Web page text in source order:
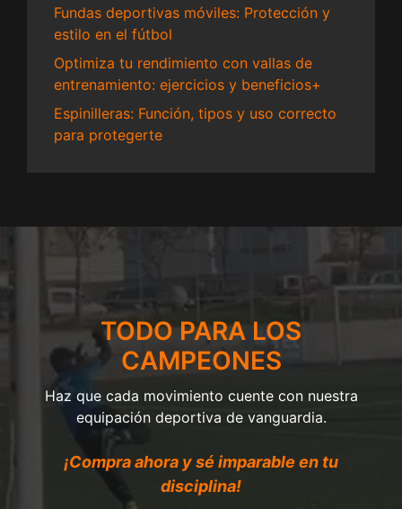
Fundas deportivas móviles: Protección y
estilo en el fútbol
Optimiza tu rendimiento con vallas de
entrenamiento: ejercicios y beneficios+
Espinilleras: Función, tipos y uso correcto
para protegerte
TODO PARA LOS
CAMPEONES
Haz que cada movimiento cuente con nuestra
equipación deportiva de vanguardia.
¡Compra ahora y sé imparable en tu
disciplina!